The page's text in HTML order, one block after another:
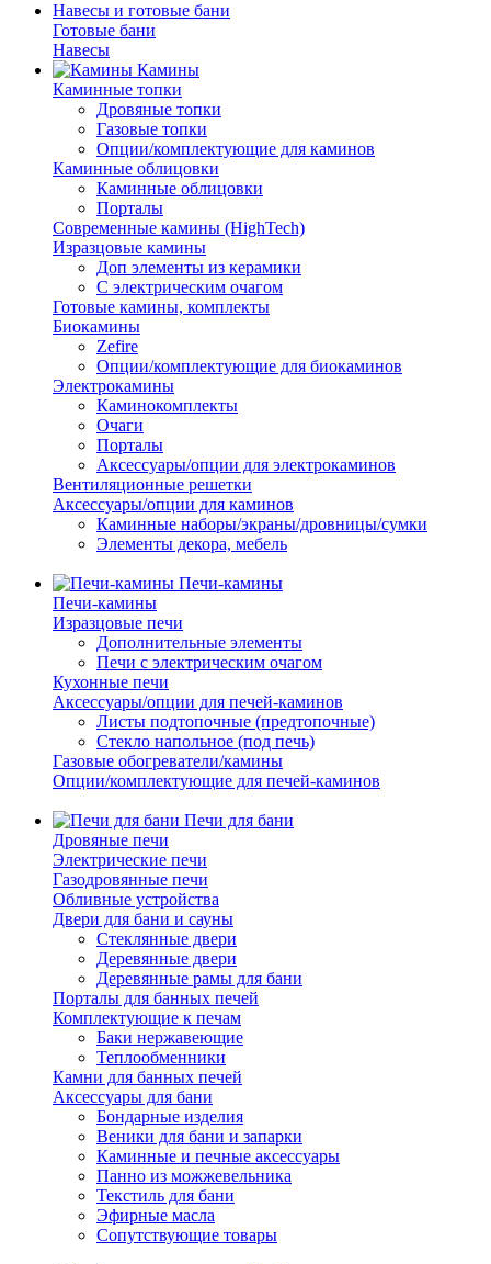
Навесы и готовые бани
Готовые бани
Навесы
Камины
Каминные топки
Дровяные топки
Газовые топки
Опции/комплектующие для каминов
Каминные облицовки
Каминные облицовки
Порталы
Современные камины (HighTech)
Изразцовые камины
Доп элементы из керамики
С электрическим очагом
Готовые камины, комплекты
Биокамины
Zefire
Опции/комплектующие для биокаминов
Электрокамины
Каминокомплекты
Очаги
Порталы
Аксессуары/опции для электрокаминов
Вентиляционные решетки
Аксессуары/опции для каминов
Каминные наборы/экраны/дровницы/сумки
Элементы декора, мебель
Печи-камины
Печи-камины
Изразцовые печи
Дополнительные элементы
Печи с электрическим очагом
Кухонные печи
Аксессуары/опции для печей-каминов
Листы подтопочные (предтопочные)
Стекло напольное (под печь)
Газовые обогреватели/камины
Опции/комплектующие для печей-каминов
Печи для бани
Дровяные печи
Электрические печи
Газодровянные печи
Обливные устройства
Двери для бани и сауны
Стеклянные двери
Деревянные двери
Деревянные рамы для бани
Порталы для банных печей
Комплектующие к печам
Баки нержавеющие
Теплообменники
Камни для банных печей
Аксессуары для бани
Бондарные изделия
Веники для бани и запарки
Каминные и печные аксессуары
Панно из можжевельника
Текстиль для бани
Эфирные масла
Сопутствующие товары